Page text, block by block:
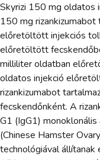
Skyrizi 150 mg oldatos
150 mg
előretöltött injekciós
előretöltött
milliliter oldatban
oldatos injekció
rizankizumabot
fecskendőnként. A
G1 (IgG1)
(Chinese Hamster
technológiával állítanak